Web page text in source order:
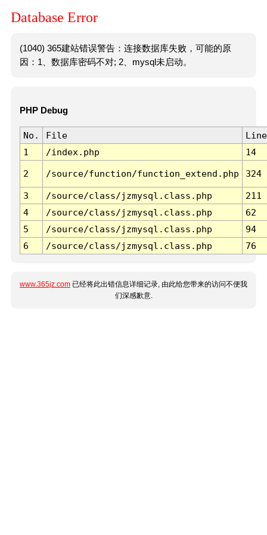
Database Error
(1040) 365建站错误警告：连接数据库失败，可能的原
因：1、数据库密码不对; 2、mysql未启动。
PHP Debug
No. File
Line
1
/index.php 14
2 /source/function/function_extend.php 324
3 /source/class/jzmysql.class.php
211
4
/source/class/jzmysql.class.php
62
5
/source/class/jzmysql.class.php
94
6
/source/class/jzmysql.class.php 76
www.365jz.com 已经将此出错信息详细记录, 由此给您带来的访问不便我
们深感歉意.